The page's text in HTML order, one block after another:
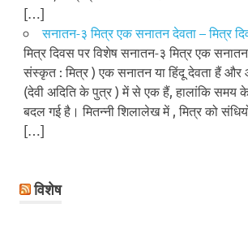
[…]
सनातन-३ मित्र एक सनातन देवता – मित्र
मित्र दिवस पर विशेष सनातन-३ मित्र एक
संस्कृत : मित्र ) एक सनातन या हिंदू देवता हैं और
(देवी अदिति के पुत्र ) में से एक हैं, हालांकि समय
बदल गई है। मितन्नी शिलालेख में , मित्र को
[…]
विशेष